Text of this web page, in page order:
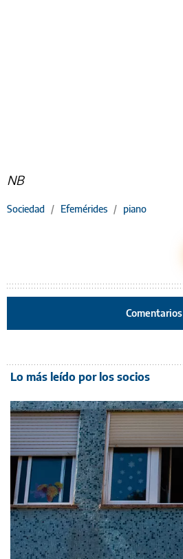
NB
Sociedad / Efemérides / piano
Comentarios
Lo más leído por los socios